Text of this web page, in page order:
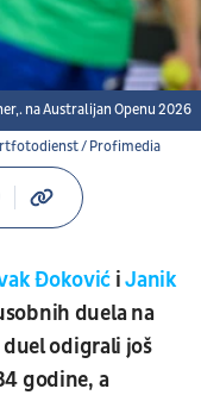
/ Profimedia
na Australijan Openu 2026
Đoković iJanik
duela na
odigrali još
godine, a